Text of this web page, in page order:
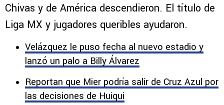
Chivas y de América descendieron. El título de
Liga MX y jugadores queribles ayudaron.
Velázquez le puso fecha al nuevo estadio y
lanzó un palo a Billy Álvarez
Reportan que Mier podría salir de Cruz Azul por
las decisiones de Huiqui